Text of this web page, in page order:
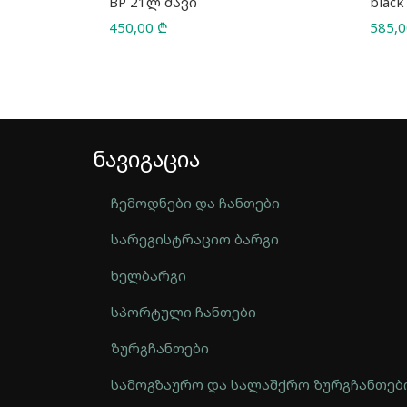
450,00 ₾
ნავიგაცია
ჩემოდნები და ჩანთები
სარეგისტრაციო ბარგი
ხელბარგი
სპორტული ჩანთები
ზურგჩანთები
სამოგზაურო და სალაშქრო